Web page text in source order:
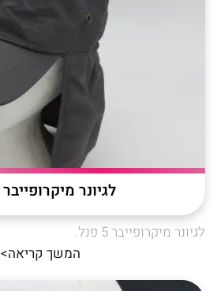
לגיונר מיקרופייבר 1802
לגיונר מיקרופייבר 5 פנל.
המשך קריאה>